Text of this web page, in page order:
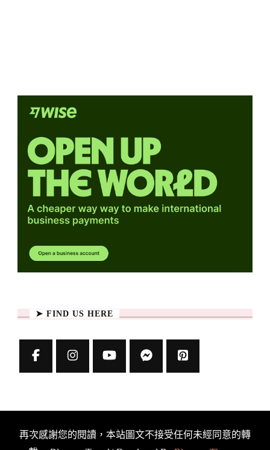
➤ FIND US HERE
再次感謝您的閱讀，本站圖文不接受任何未經同意的轉